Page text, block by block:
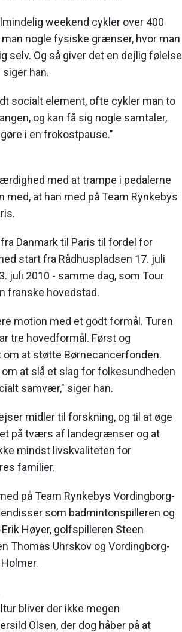
weekend cykler over 400
nogle fysiske grænser, hvor man
selv. Og så giver det en dejlig følelse
han.
socialt element, ofte cykler man to
og kan få sig nogle samtaler,
i en frokostpause."
med at trampe i pedalerne
at han med på Team Rynkebys
Danmark til Paris til fordel for
start fra Rådhuspladsen 17. juli
juli 2010 - samme dag, som Tour
franske hovedstad.
motion med et godt formål. Turen
tre hovedformål. Først og
at støtte Børnecancerfonden.
at slå et slag for folkesundheden
samvær," siger han.
midler til forskning, og til at øge
på tværs af landegrænser og at
mindst livskvaliteten for
familier.
på Team Rynkebys Vordingborg-
som badmintonspilleren og
Høyer, golfspilleren Steen
Thomas Uhrskov og Vordingborg-
bliver der ikke megen
Olsen, der dog håber på at